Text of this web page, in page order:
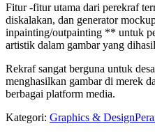
Fitur -fitur utama dari perekraf
diskalakan, dan generator
inpainting/outpainting ** untuk
artistik dalam gambar yang
Rekraf sangat berguna untuk
menghasilkan gambar di merek
berbagai platform media.
Kategori: Graphics & Design